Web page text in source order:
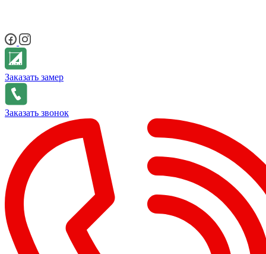
Заказать замер
Заказать звонок